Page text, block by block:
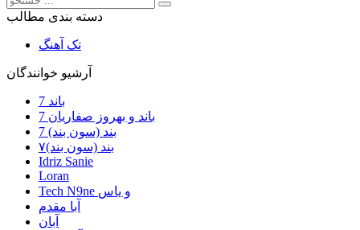
دسته بندی مطالب
تک آهنگ
آرشیو خوانندگان
7 باند
7 باند و بهروز صفاریان
7 بند (سون بند)
۷بند (سون بند)
Idriz Sanie
Loran
Tech N9ne و یاس
آبا مقدم
آبان